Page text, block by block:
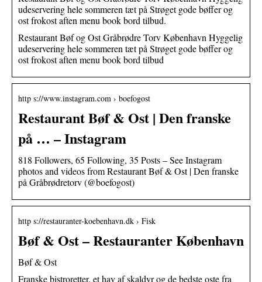
udeservering hele sommeren tæt på Strøget gode bøffer og
ost frokost aften menu book bord tilbud.
Restaurant Bøf og Ost Gråbrødre Torv København Hyggelig
udeservering hele sommeren tæt på Strøget gode bøffer og
ost frokost aften menu book bord tilbud
http s://www.instagram.com › boefogost
Restaurant Bøf & Ost | Den franske
på … – Instagram
818 Followers, 65 Following, 35 Posts – See Instagram
photos and videos from Restaurant Bøf & Ost | Den franske
på Gråbrødretorv (@boefogost)
http s://restauranter-koebenhavn.dk › Fisk
Bøf & Ost – Restauranter København
Bøf & Ost
Franske bistroretter, et hav af skaldyr og de bedste oste fra